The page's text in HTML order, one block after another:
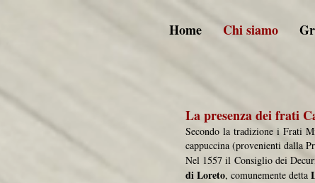
Home Chi siamo
La presenza dei frati
Secondo la tradizione i Frati
cappuccina (provenienti dalla
Nel 1557 il Consiglio dei
di Loreto, comunemente detta